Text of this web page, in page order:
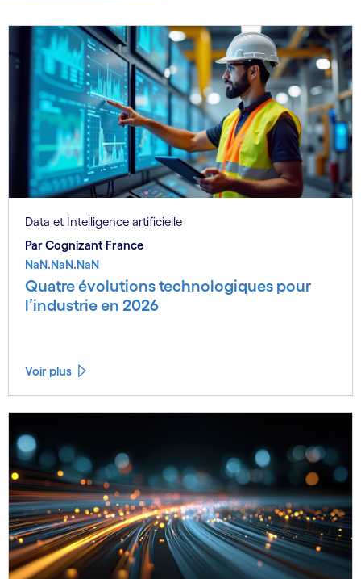
Data et Intelligence artificielle
Par Cognizant France
NaN.NaN.NaN
Quatre évolutions technologiques pour
l’industrie en 2026
Voir plus